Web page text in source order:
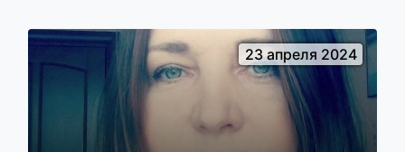
23 апреля 2024